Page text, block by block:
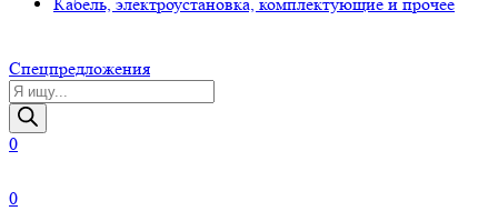
Cпецпредложения
Поиск
товаров
0
0